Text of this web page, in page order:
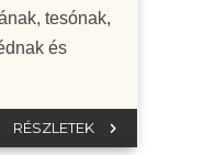
tesónak,
és
RÉSZLETEK